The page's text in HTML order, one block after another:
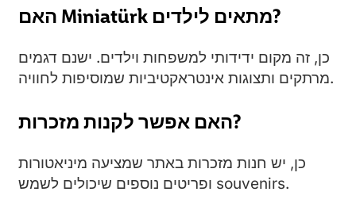
האם Miniatürk מתאים לילדים?
כן, זה מקום ידידותי למשפחות וילדים. ישנם דגמים
מרתקים ותצוגות אינטראקטיביות שמוסיפות לחוויה.
האם אפשר לקנות מזכרות?
כן, יש חנות מזכרות באתר שמציעה מיניאטורות
ופריטים נוספים שיכולים לשמש souvenirs.